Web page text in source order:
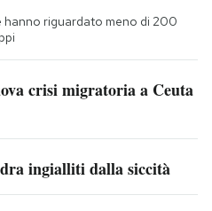
riguardato meno di 200
crisi migratoria a Ceuta
ingialliti dalla siccità